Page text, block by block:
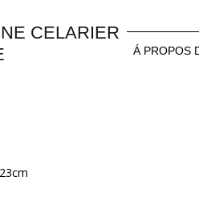
CELARIER
Á PROPOS